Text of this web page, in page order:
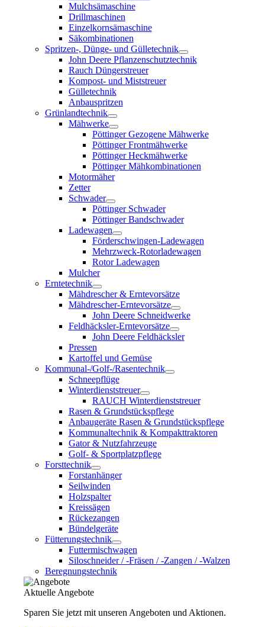
Mulchsämaschine
Drillmaschinen
Einzelkornsämaschine
Säkombinationen
Spritzen-, Dünge- und Gülletechnik
John Deere Pflanzenschutztechnik
Rauch Düngerstreuer
Kompost- und Miststreuer
Gülletechnik
Anbauspritzen
Grünlandtechnik
Mähwerke
Pöttinger Gezogene Mähwerke
Pöttinger Frontmähwerke
Pöttinger Heckmähwerke
Pöttinger Mähkombinationen
Motormäher
Zetter
Schwader
Pöttinger Schwader
Pöttinger Bandschwader
Ladewagen
Förderschwingen-Ladewagen
Mehrzweck-Rotorladewagen
Rotor Ladewagen
Mulcher
Erntetechnik
Mähdrescher & Erntevorsätze
Mähdrescher-Erntevorsätze
John Deere Schneidwerke
Feldhäcksler-Erntevorsätze
John Deere Feldhäcksler
Pressen
Kartoffel und Gemüse
Kommunal-/Golf-/Rasentechnik
Schneepflüge
Winterdienststreuer
RAUCH Winterdienststreuer
Rasen & Grundstückspflege
Anbaugeräte Rasen & Grundstückspflege
Kommunaltechnik & Kompakttraktoren
Gator & Nutzfahrzeuge
Golf- & Sportplatzpflege
Forsttechnik
Forstanhänger
Seilwinden
Holzspalter
Kreissägen
Rückezangen
Bündelgeräte
Fütterungstechnik
Futtermischwagen
Siloschneider / -Fräsen / -Zangen / -Walzen
Beregnungstechnik
Aktuelle Angebote
Sparen Sie jetzt mit unseren Angeboten und Aktionen.